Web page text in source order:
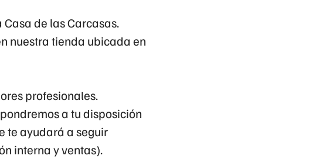
de las Carcasas.
nuestra tienda ubicada en
profesionales.
a tu disposición
te ayudará a seguir
interna y ventas).